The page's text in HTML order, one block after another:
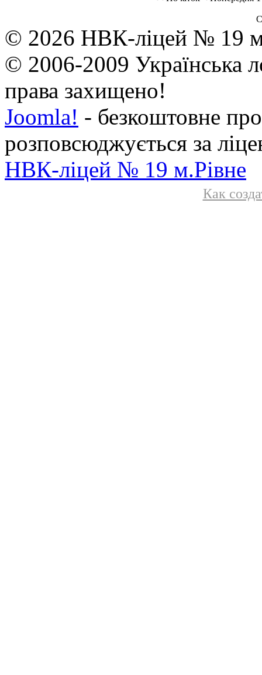
© 2026 НВК-ліцей № 19
© 2006-2009 Українська
права захищено!
Joomla! - безкоштовне
розповсюджується за
НВК-ліцей № 19 м.Рівне
Как